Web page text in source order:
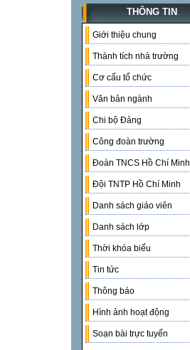
THÔNG TIN
Giới thiệu chung
Thành tích nhà trường
Cơ cấu tổ chức
Văn bản ngành
Chi bộ Đảng
Công đoàn trường
Đoàn TNCS Hồ Chí Minh
Đội TNTP Hồ Chí Minh
Danh sách giáo viên
Danh sách lớp
Thời khóa biểu
Tin tức
Thông báo
Hình ảnh hoạt động
Soạn bài trực tuyến